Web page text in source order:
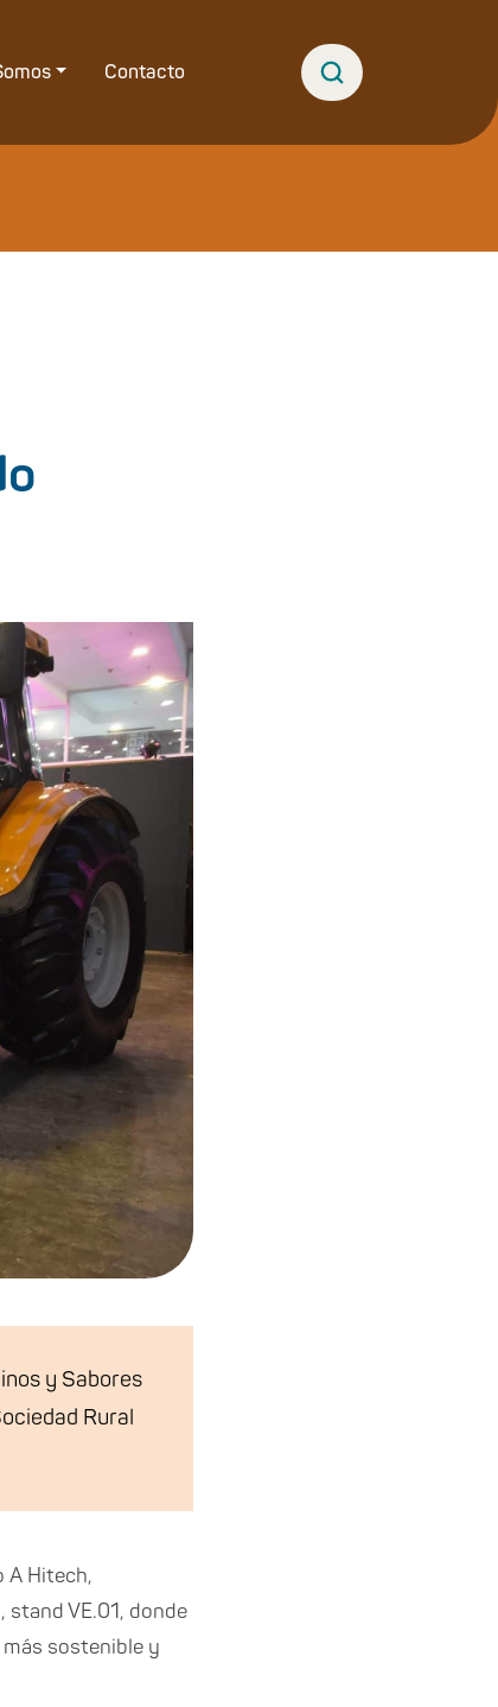
Contacto
y Sabores
Rural
A Hitech,
VE.01, donde
sostenible y